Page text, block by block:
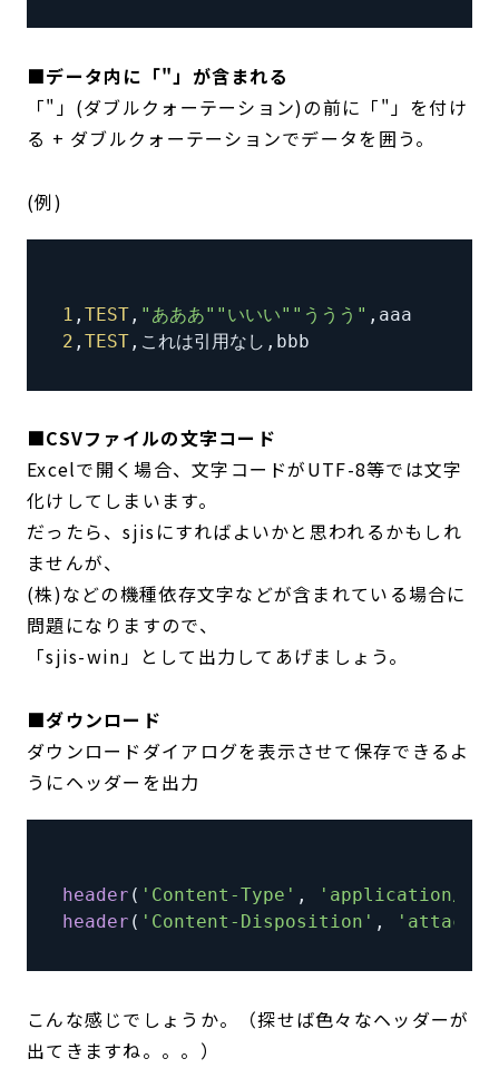
■データ内に「"」が含まれる
「"」(ダブルクォーテーション)の前に「"」を付け
る + ダブルクォーテーションでデータを囲う。
(例)
1 , TEST , "あああ" "いいい" "ううう" ,
2 , TEST , これは引用なし ,
■CSVファイルの文字コード
Excelで開く場合、文字コードがUTF-8等では文字
化けしてしまいます。
だったら、sjisにすればよいかと思われるかもしれ
ませんが、
(株)などの機種依存文字などが含まれている場合に
問題になりますので、
「sjis-win」として出力してあげましょう。
■ダウンロード
ダウンロードダイアログを表示させて保存できるよ
うにヘッダーを出力
header ( 'Content-Type' ,
'application/
header ( 'Content-Disposition' ,
こんな感じでしょうか。（探せば色々なヘッダーが
出てきますね。。。）